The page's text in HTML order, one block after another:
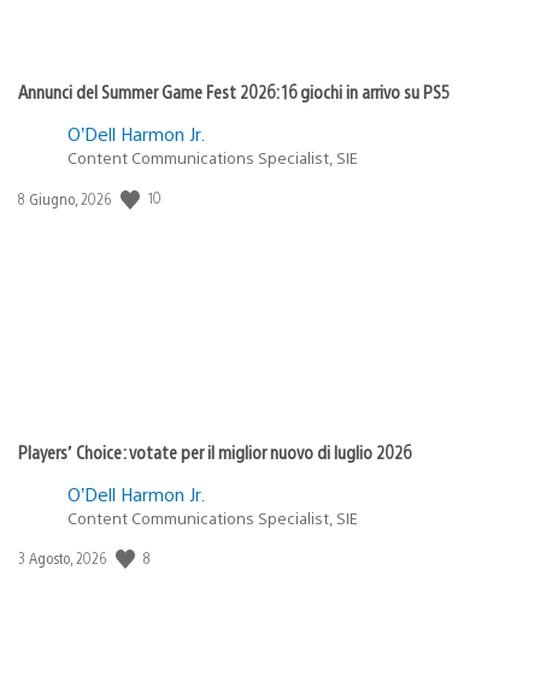
Annunci del Summer Game Fest 2026: 16 giochi in arrivo su PS5
O’Dell Harmon Jr.
Content Communications Specialist, SIE
Data
8 Giugno, 2026 10
Players’ Choice: votate per il miglior nuovo di luglio 2026
O’Dell Harmon Jr.
Content Communications Specialist, SIE
Data
3 Agosto, 2026 8